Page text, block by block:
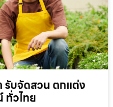
รับจัดสวน ตกแต่ง
วไทย